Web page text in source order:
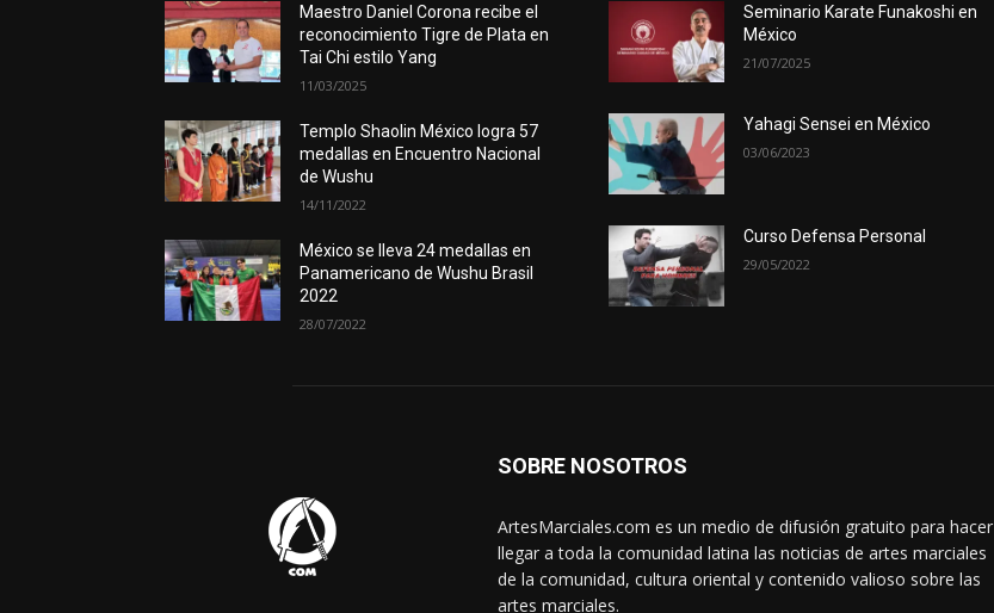
Maestro Daniel Corona recibe el
reconocimiento Tigre de Plata en
Tai Chi estilo Yang
11/03/2025
Templo Shaolin México logra 57
medallas en Encuentro Nacional
de Wushu
14/11/2022
México se lleva 24 medallas en
Panamericano de Wushu Brasil
2022
28/07/2022
Seminario Karate Funakoshi en
México
21/07/2025
Yahagi Sensei en México
03/06/2023
Curso Defensa Personal
29/05/2022
SOBRE NOSOTROS
ArtesMarciales.com es un medio de difusión gratuito para hacer
llegar a toda la comunidad latina las noticias de artes marciales
de la comunidad, cultura oriental y contenido valioso sobre las
artes marciales.